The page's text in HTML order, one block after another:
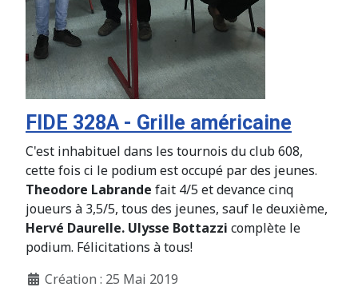
FIDE 328A - Grille américaine
C'est inhabituel dans les tournois du club 608,
cette fois ci le podium est occupé par des jeunes.
Theodore Labrande fait 4/5 et devance cinq
joueurs à 3,5/5, tous des jeunes, sauf le deuxième,
Hervé Daurelle. Ulysse Bottazzi complète le
podium. Félicitations à tous!
Création : 25 Mai 2019